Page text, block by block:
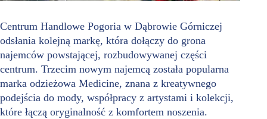
Centrum Handlowe Pogoria w Dąbrowie Górniczej
odsłania kolejną markę, która dołączy do grona
najemców powstającej, rozbudowywanej części
centrum. Trzecim nowym najemcą została popularna
marka odzieżowa Medicine, znana z kreatywnego
podejścia do mody, współpracy z artystami i kolekcji,
które łączą oryginalność z komfortem noszenia.